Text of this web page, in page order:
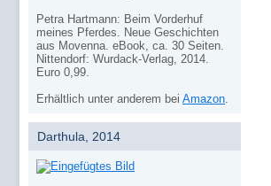
Petra Hartmann: Beim Vorderhuf
meines Pferdes. Neue Geschichten
aus Movenna. eBook, ca. 30 Seiten.
Nittendorf: Wurdack-Verlag, 2014.
Euro 0,99.
Erhältlich unter anderem bei Amazon.
Darthula, 2014